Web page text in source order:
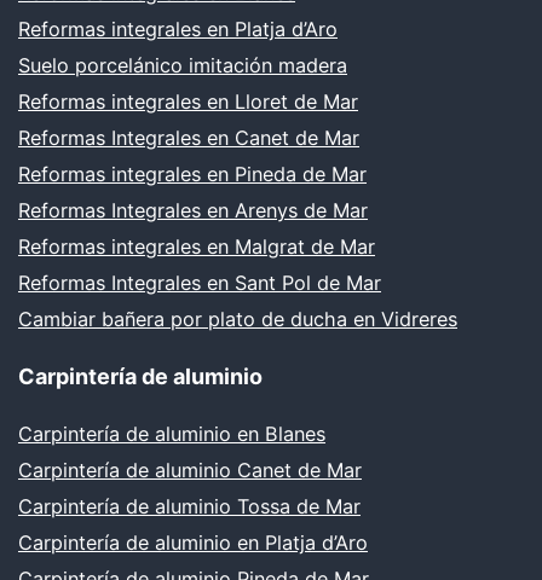
Reformas integrales en Platja d’Aro
Suelo porcelánico imitación madera
Reformas integrales en Lloret de Mar
Reformas Integrales en Canet de Mar
Reformas integrales en Pineda de Mar
Reformas Integrales en Arenys de Mar
Reformas integrales en Malgrat de Mar
Reformas Integrales en Sant Pol de Mar
Cambiar bañera por plato de ducha en Vidreres
Carpintería de aluminio
Carpintería de aluminio en Blanes
Carpintería de aluminio Canet de Mar
Carpintería de aluminio Tossa de Mar
Carpintería de aluminio en Platja d’Aro